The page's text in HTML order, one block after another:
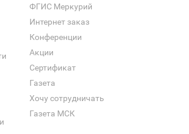
ФГИС Меркурий
Интернет заказ
Конференции
Акции
Сертификат
Газета
Хочу сотрудничать
Газета МСК